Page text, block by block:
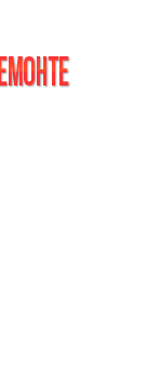
и ремонтах